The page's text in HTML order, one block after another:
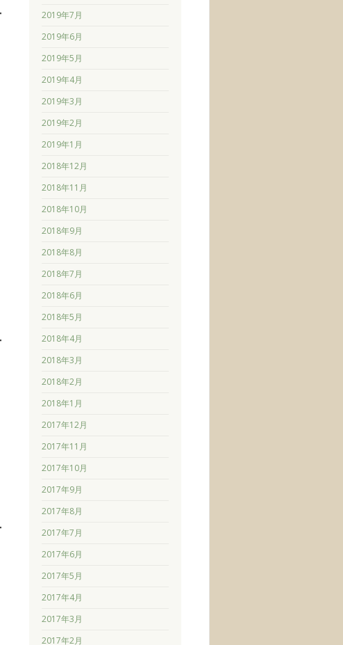
2019年7月
2019年6月
2019年5月
2019年4月
2019年3月
2019年2月
2019年1月
2018年12月
2018年11月
2018年10月
2018年9月
2018年8月
2018年7月
2018年6月
2018年5月
2018年4月
2018年3月
2018年2月
2018年1月
2017年12月
2017年11月
2017年10月
2017年9月
2017年8月
2017年7月
2017年6月
2017年5月
2017年4月
2017年3月
2017年2月